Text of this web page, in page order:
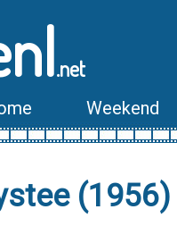
.net
Weekend
(1956)